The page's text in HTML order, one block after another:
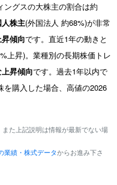
グスの大株主の割合は約
株主(外国法人 約68%)が非常
傾向です。直近1年の動きと
上昇)。業種別の長期株価トレ
昇傾向です。過去1年以内で
を購入した場合、高値の2026
た上記説明は情報が最新でない場
業績・株式データからお進み下さ